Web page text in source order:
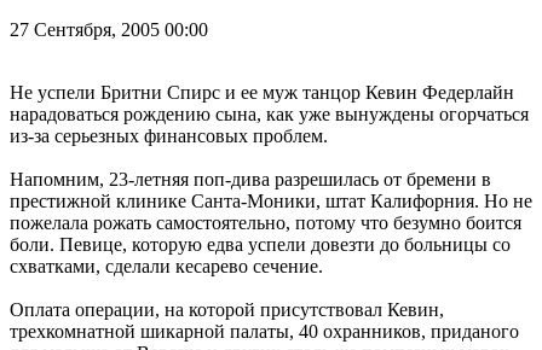
27 Сентября, 2005 00:00
Не успели Бритни Спирс и ее муж танцор Кевин Федерлайн
нарадоваться рождению сына, как уже вынуждены огорчаться
из-за серьезных финансовых проблем.
Напомним, 23-летняя поп-дива разрешилась от бремени в
престижной клинике Санта-Моники, штат Калифорния. Но не
пожелала рожать самостоятельно, потому что безумно боится
боли. Певице, которую едва успели довезти до больницы со
схватками, сделали кесарево сечение.
Оплата операции, на которой присутствовал Кевин,
трехкомнатной шикарной палаты, 40 охранников, приданого